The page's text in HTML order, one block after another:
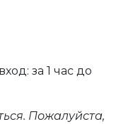
за 1 час до
Пожалуйста,